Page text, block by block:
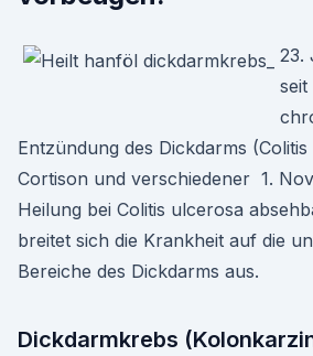
23.
Entzündung des Dickdarms
Cortison und verschiedener 1.
Heilung bei Colitis ulcerosa
breitet sich die Krankheit auf die
Bereiche des Dickdarms aus.
Dickdarmkrebs